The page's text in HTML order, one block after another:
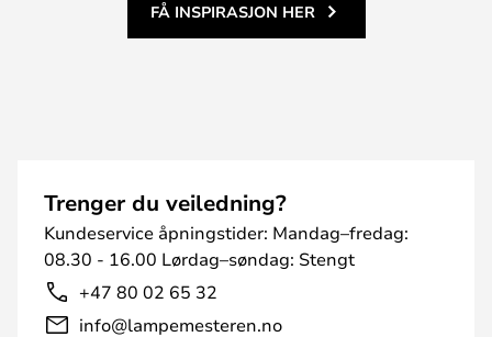
FÅ INSPIRASJON HER
Trenger du veiledning?
Kundeservice åpningstider: Mandag–fredag:
08.30 - 16.00 Lørdag–søndag: Stengt
+47 80 02 65 32
info@lampemesteren.no